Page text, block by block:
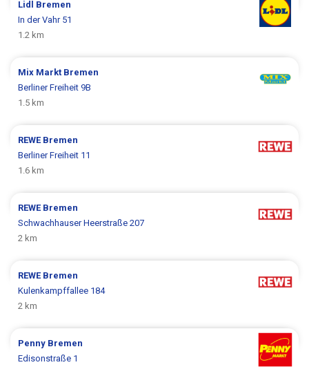
Lidl Bremen
In der Vahr 51
1.2 km
Mix Markt Bremen
Berliner Freiheit 9B
1.5 km
REWE Bremen
Berliner Freiheit 11
1.6 km
REWE Bremen
Schwachhauser Heerstraße 207
2 km
REWE Bremen
Kulenkampffallee 184
2 km
Penny Bremen
Edisonstraße 1